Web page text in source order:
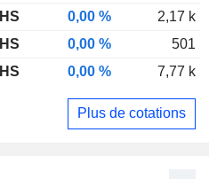
0,00 %
2,17 k
0,00 %
501
0,00 % 7,77 k
Plus de cotations